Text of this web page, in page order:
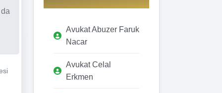
Avukat Abuzer Faruk
Nacar
Avukat Celal
Erkmen